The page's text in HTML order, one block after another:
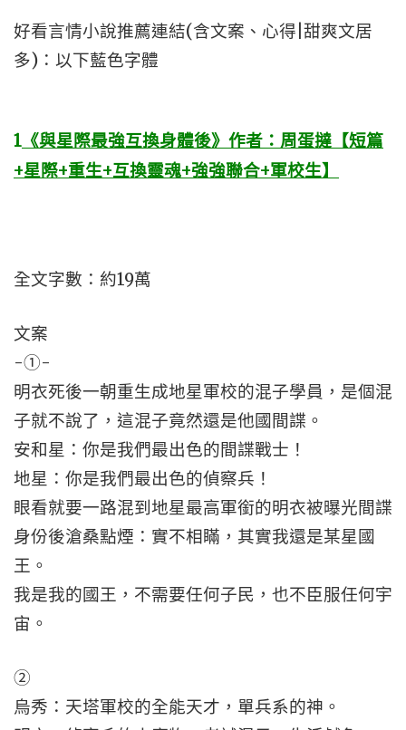
好看言情小說推薦連結(含文案、心得|甜爽文居
多)：以下藍色字體
1 《與星際最強互換身體後》作者：周蛋撻【短篇
+星際+重生+互換靈魂+強強聯合+軍校生】
全文字數：約19萬
文案
-①-
明衣死後一朝重生成地星軍校的混子學員，是個混
子就不說了，這混子竟然還是他國間諜。
安和星：你是我們最出色的間諜戰士！
地星：你是我們最出色的偵察兵！
眼看就要一路混到地星最高軍銜的明衣被曝光間諜
身份後滄桑點煙：實不相瞞，其實我還是某星國
王。
我是我的國王，不需要任何子民，也不臣服任何宇
宙。
②
烏秀：天塔軍校的全能天才，單兵系的神。